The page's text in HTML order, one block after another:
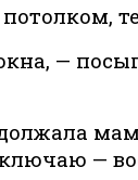
—
—